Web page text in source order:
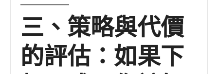
三、策略與代價
的評估：如果下